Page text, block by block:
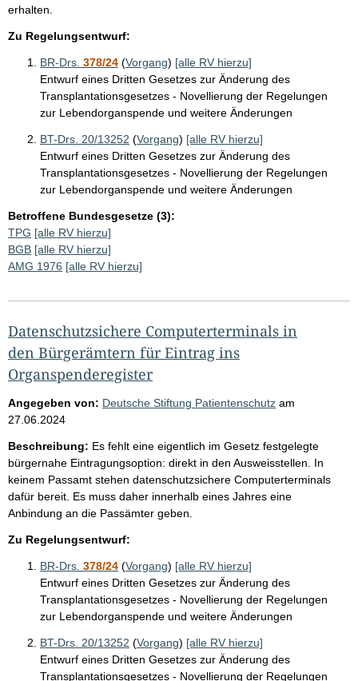
erhalten.
Zu Regelungsentwurf:
BR-Drs. 378/24 (Vorgang) [alle RV hierzu]
Entwurf eines Dritten Gesetzes zur Änderung des
Transplantationsgesetzes - Novellierung der Regelungen
zur Lebendorganspende und weitere Änderungen
BT-Drs. 20/13252 (Vorgang) [alle RV hierzu]
Entwurf eines Dritten Gesetzes zur Änderung des
Transplantationsgesetzes - Novellierung der Regelungen
zur Lebendorganspende und weitere Änderungen
Betroffene Bundesgesetze (3):
TPG [alle RV hierzu]
BGB [alle RV hierzu]
AMG 1976 [alle RV hierzu]
Datenschutzsichere Computerterminals in
den Bürgerämtern für Eintrag ins
Organspenderegister
Angegeben von: Deutsche Stiftung Patientenschutz am
27.06.2024
Beschreibung: Es fehlt eine eigentlich im Gesetz festgelegte
bürgernahe Eintragungsoption: direkt in den Ausweisstellen. In
keinem Passamt stehen datenschutzsichere Computerterminals
dafür bereit. Es muss daher innerhalb eines Jahres eine
Anbindung an die Passämter geben.
Zu Regelungsentwurf:
BR-Drs. 378/24 (Vorgang) [alle RV hierzu]
Entwurf eines Dritten Gesetzes zur Änderung des
Transplantationsgesetzes - Novellierung der Regelungen
zur Lebendorganspende und weitere Änderungen
BT-Drs. 20/13252 (Vorgang) [alle RV hierzu]
Entwurf eines Dritten Gesetzes zur Änderung des
Transplantationsgesetzes - Novellierung der Regelungen